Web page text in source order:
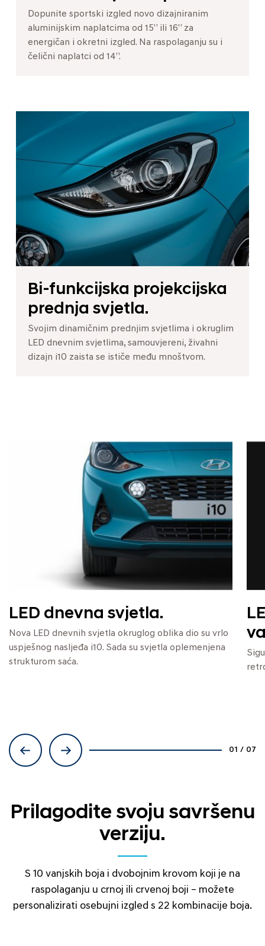
Dopunite sportski izgled novo dizajniranim
aluminijskim naplatcima od 15” ili 16” za
energičan i okretni izgled. Na raspolaganju su i
čelični naplatci od 14”.
Bi-funkcijska projekcijska
prednja svjetla.
Svojim dinamičnim prednjim svjetlima i okruglim
LED dnevnim svjetlima, samouvjereni, živahni
dizajn i10 zaista se ističe među mnoštvom.
LED dnevna svjetla.
Nova LED dnevnih svjetla okruglog oblika dio su vrlo
uspješnog nasljeđa i10. Sada su svjetla oplemenjena
strukturom saća.
01 / 07
Prilagodite svoju savršenu
verziju.
S 10 vanjskih boja i dvobojnim krovom koji je na
raspolaganju u crnoj ili crvenoj boji – možete
personalizirati osebujni izgled s 22 kombinacije boja.